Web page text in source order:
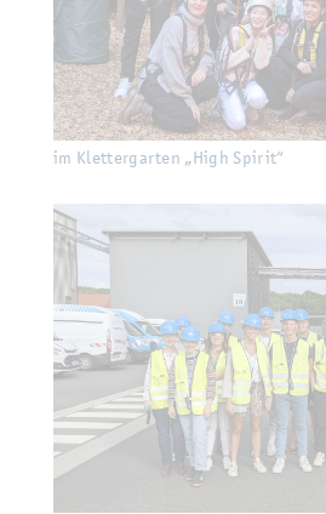
im Klet­ter­gar­ten „High Spi­rit“